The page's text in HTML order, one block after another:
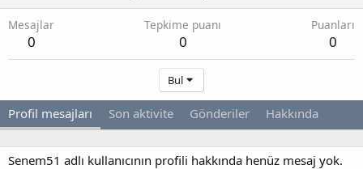
Mesajlar
0
Tepkime puanı
0
Puanları
0
Bul
Profil mesajları Son aktivite Gönderiler Hakkında
Senem51 adlı kullanıcının profili hakkında henüz mesaj yok.